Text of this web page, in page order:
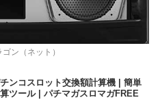
ン（ネット）
ンコスロット交換額計算機 | 簡単
ツール | パチマガスロマガFREE